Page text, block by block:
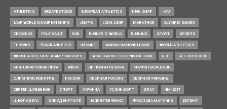
ATHLETICS BUDAPEST2023 EUROPEAN ATHLETICS HIGH JUMP IAAF
IAAF WORLD CHAMPIONSHIPS JUMPS LONG JUMP MARATHON OLYMPIC GAMES
OREGON22 POLE VAULT RUN RUNNER’S WORLD RUNNING SPORT SPORTS
THROWS TRACK AND FIELD UKRAINE WANDA DIAMOND LEAGUE WORLD ATHLETICS
WORLD ATHLETICS CHAMPIONSHIPS WORLD ATHLETICS INDOOR TOUR БЕГ БЕГ ПО ШОССЕ
БРИЛЛИАНТОВАЯ ЛИГА ВФЛА ЛЕГКАЯ АТЛЕТИКА МАРИЯ ЛАСИЦКЕНЕ
ОЛИМПИЙСКИЕ ИГРЫ РОССИЯ СБОРНАЯ РОССИИ СБОРНАЯ УКРАИНЫ
СЕРГЕЙ ШУБЕНКОВ СПОРТ УКРАИНА УСЭЙН БОЛТ ФЛАУ ЧМ-2017
ШКОЛА БЕГА ЭЛИУД КИПЧОГЕ ЮЛИЯ ЛЕВЧЕНКО ЯРОСЛАВА МАГУЧИХ ДОПИНГ